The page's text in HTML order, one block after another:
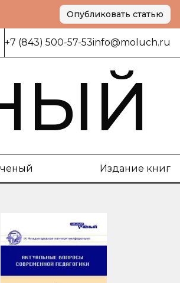
Опубликовать статью
+7 (843) 500-57-53info@moluch.ru
Издание книг